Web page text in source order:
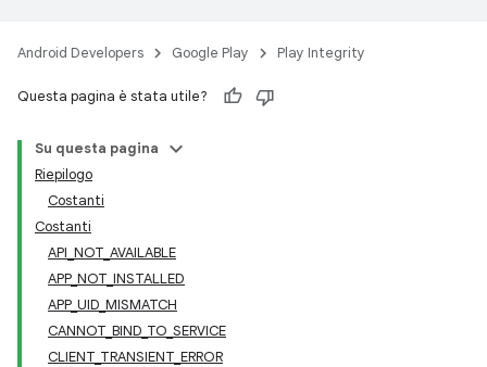
Android Developers Google Play Play Integrity
Questa pagina è stata utile?
Su questa pagina
Riepilogo
Costanti
Costanti
API_NOT_AVAILABLE
APP_NOT_INSTALLED
APP_UID_MISMATCH
CANNOT_BIND_TO_SERVICE
CLIENT_TRANSIENT_ERROR